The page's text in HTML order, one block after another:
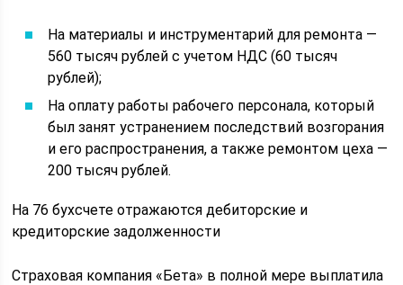
На материалы и инструментарий для ремонта —
560 тысяч рублей с учетом НДС (60 тысяч
рублей);
На оплату работы рабочего персонала, который
был занят устранением последствий возгорания
и его распространения, а также ремонтом цеха —
200 тысяч рублей.
На 76 бухсчете отражаются дебиторские и
кредиторские задолженности
Страховая компания «Бета» в полной мере выплатила